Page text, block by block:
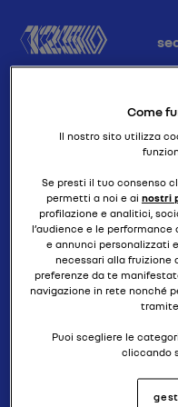
lusso
Come
Il nostro sito utilizza
Se presti il tuo consenso
permetti a noi e ai nostri
profilazione e analitici,
l’audience e le
e annunci personalizzati
necessari alla fruizione
preferenze da te
navigazione in rete nonché
Puoi scegliere le
cliccando
Se chiudi il banner
continuerai a navigare